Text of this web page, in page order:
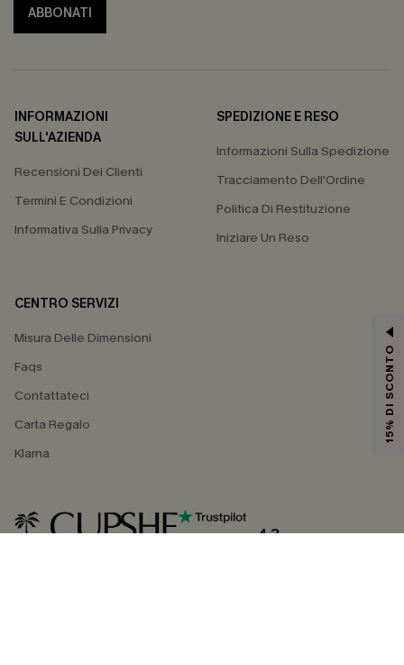
ABBONATI
INFORMAZIONI
SULL'AZIENDA
Recensioni Dei Clienti
Termini E Condizioni
Informativa Sulla Privacy
SPEDIZIONE E RESO
Informazioni Sulla Spedizione
Tracciamento Dell'Ordine
Politica Di Restituzione
Iniziare Un Reso
CENTRO SERVIZI
Misura Delle Dimensioni
Faqs
Contattateci
Carta Regalo
Klarna
4.3
15% DI SCONTO